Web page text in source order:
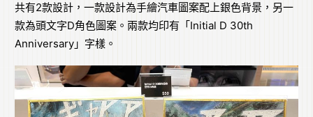
共有2款設計，一款設計為手繪汽車圖案配上銀色背景，另一
款為頭文字D角色圖案。兩款均印有「Initial D 30th
Anniversary」字樣。